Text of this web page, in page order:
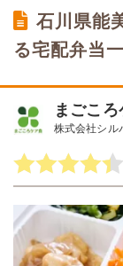
石川県能
る宅配弁当
まごこ
株式会社シル